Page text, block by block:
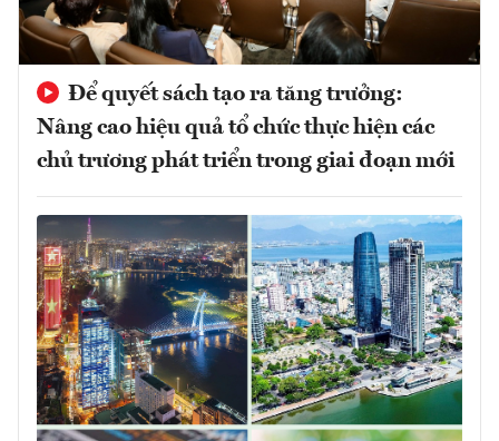
Để quyết sách tạo ra tăng trưởng:
Nâng cao hiệu quả tổ chức thực hiện các
chủ trương phát triển trong giai đoạn mới